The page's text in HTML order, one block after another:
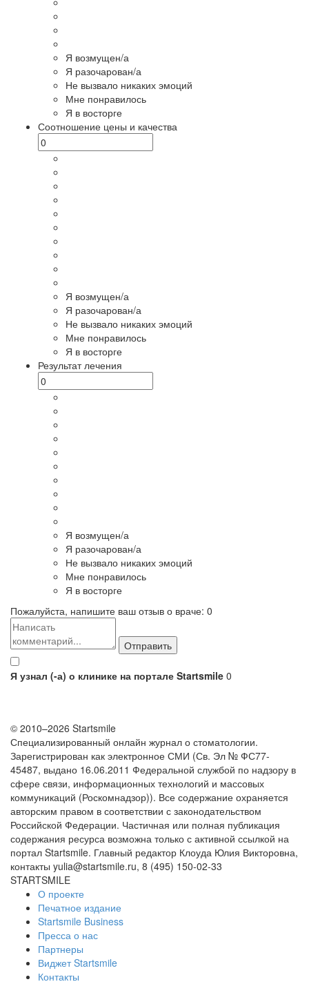
Я возмущен/а
Я разочарован/а
Не вызвало никаких эмоций
Мне понравилось
Я в восторге
Соотношение цены и качества
Я возмущен/а
Я разочарован/а
Не вызвало никаких эмоций
Мне понравилось
Я в восторге
Результат лечения
Я возмущен/а
Я разочарован/а
Не вызвало никаких эмоций
Мне понравилось
Я в восторге
Пожалуйста, напишите ваш отзыв о враче: 0
Я узнал (-а) о клинике на портале Startsmile 0
© 2010–2026 Startsmile
Специализированный онлайн журнал о стоматологии.
Зарегистрирован как электронное СМИ (Св. Эл № ФС77-
45487, выдано 16.06.2011 Федеральной службой по надзору в
сфере связи, информационных технологий и массовых
коммуникаций (Роскомнадзор)). Все содержание охраняется
авторским правом в соответствии с законодательством
Российской Федерации. Частичная или полная публикация
содержания ресурса возможна только с активной ссылкой на
портал Startsmile. Главный редактор Клоуда Юлия Викторовна,
контакты yulia@startsmile.ru, 8 (495) 150-02-33
STARTSMILE
О проекте
Печатное издание
Startsmile Business
Пресса о нас
Партнеры
Виджет Startsmile
Контакты